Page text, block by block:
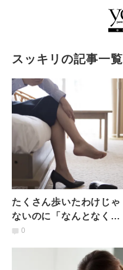
スッキリの記事一覧
たくさん歩いたわけじゃ
ないのに「なんとなく足
が重い…」だるい下半身
0